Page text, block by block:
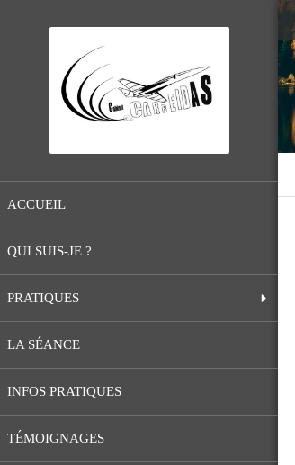
ACCUEIL
QUI SUIS-JE ?
PRATIQUES
LA SÉANCE
INFOS PRATIQUES
TÉMOIGNAGES